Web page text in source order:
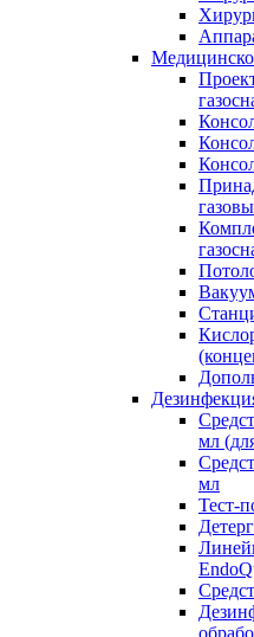
мл
мл
Тест-